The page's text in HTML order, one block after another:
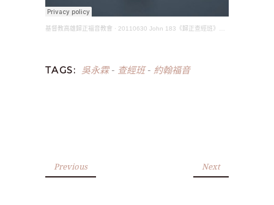
基督教高雄歸正福音教會 · 20110630 John 183《歸正查經班》約翰福音(吳永霖長老)
TAGS: 吳永霖- 查經班- 約翰福音
Previous Next